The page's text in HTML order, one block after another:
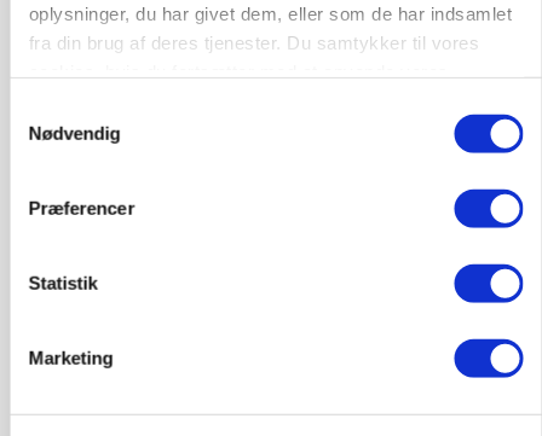
oplysninger, du har givet dem, eller som de har indsamlet
fra din brug af deres tjenester. Du samtykker til vores
Nødvendig
Præferencer
Statistik
Marketing
Prisgab på 20 kroner pr. kg vokser: Polsk kylling
presser markedet
store besparelser